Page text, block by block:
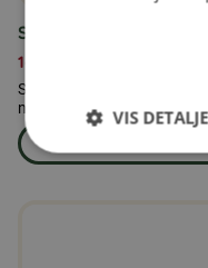
Solsikkekjerner 5 kg
169,00
Solsikkefrø 5 kg –
næringsmiddelkvalitet Våre
om
VIS